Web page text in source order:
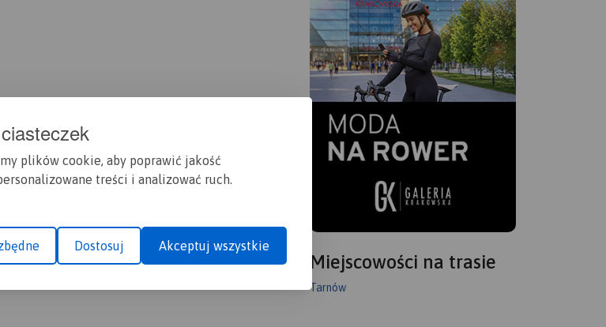
plików cookie, aby poprawić jakość
treści i analizować ruch.
Dostosuj Akceptuj wszystkie
Miejscowości na trasie
Tarnów